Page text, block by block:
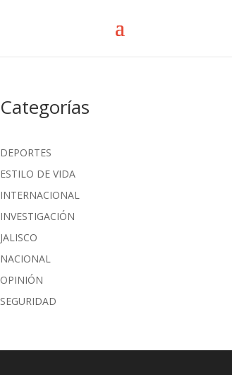
Categorías
DEPORTES
ESTILO DE VIDA
INTERNACIONAL
INVESTIGACIÓN
JALISCO
NACIONAL
OPINIÓN
SEGURIDAD